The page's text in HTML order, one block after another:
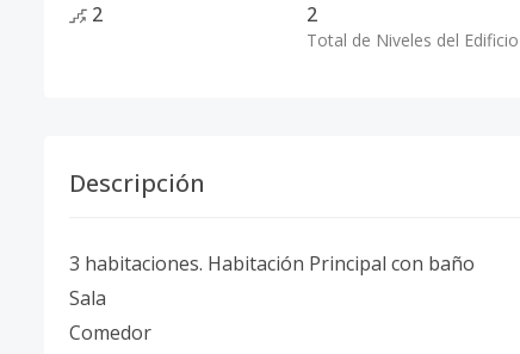
2 2
Total de Niveles del Edificio
Descripción
3 habitaciones. Habitación Principal con baño
Sala
Comedor